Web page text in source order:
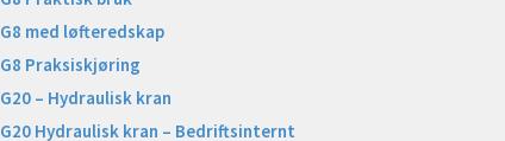
G8 med løfteredskap
G8 Praksiskjøring
G20 – Hydraulisk kran
G20 Hydraulisk kran – Bedriftsinternt